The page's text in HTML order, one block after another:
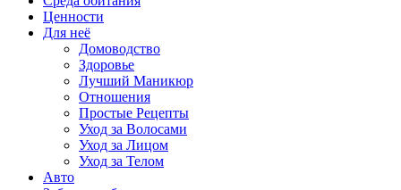
Ценности
Для неё
Домоводство
Здоровье
Лучший Маникюр
Отношения
Простые Рецепты
Уход за Волосами
Уход за Лицом
Уход за Телом
Авто